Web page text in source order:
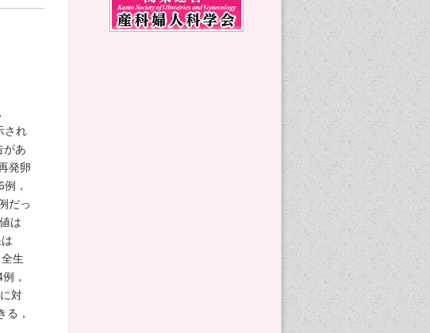
され
があ
発卵
，
だっ
は
生
，
対
る，